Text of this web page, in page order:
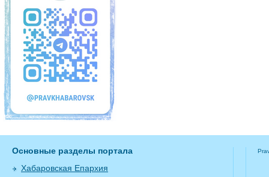
Основные разделы портала
Хабаровская Епархия